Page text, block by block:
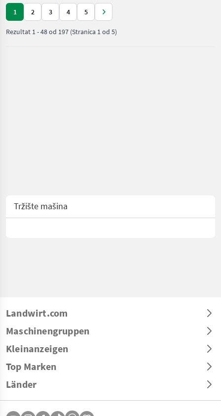
Mammut
1 2 3 4 5
Rezultat 1-48od 197 (Stranica 1 od 5)
Tržište mašina
Landwirt.com
Maschinengruppen
Kleinanzeigen
Top Marken
Länder